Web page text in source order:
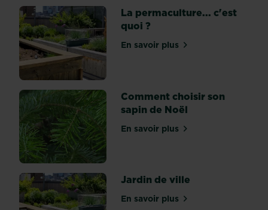
...
c'est
quoi
?
L’
hydroponie,
c’est
de
culture
hors
sol...
La permaculture... c'est
quoi ?
En savoir plussur La permaculture...
Comment choisir son
sapin de Noël
En savoir plussur Comment choisir son
Jardin de ville
En savoir plussur Jardin de ville